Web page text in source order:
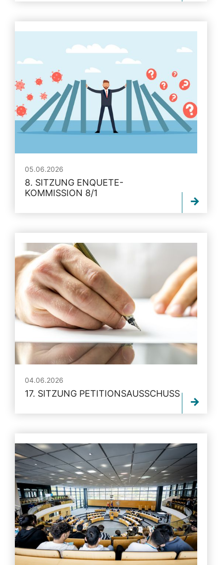
05.06.2026
8. SITZUNG ENQUETE-
KOMMISSION 8/1
04.06.2026
17. SITZUNG PETITIONSAUSSCHUSS